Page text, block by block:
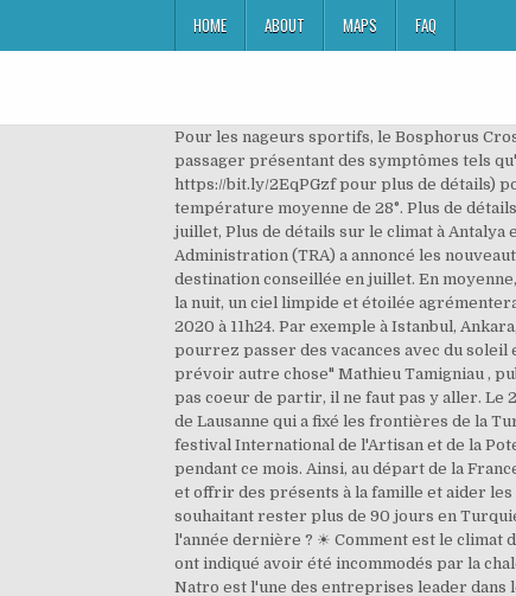
HOME ABOUT MAPS FAQ
Pour les nageurs sportifs, le Bosphorus Cross Continental à Istanbul est une compétition de traversée à la nage du Bosphore sur un parcours de 6,5 km. Tout passager présentant des symptômes tels qu'une forte fièvre, de la toux ou des difficultés respiratoires devra subir un test PCR (test par écouvillonnage - voir https://bit.ly/2EqPGzf pour plus de détails) pour le coronavirus. AP. En juillet, la température maximale est de 35° et la température minimale de 22° (pour une température moyenne de 28°. Plus de détails sur le climat à Istanbul en juillet, Plus de détails sur le climat à Alanya en juillet, Plus de détails sur le climat à Ankara en juillet, Plus de détails sur le climat à Antalya en juillet, Plus de détails sur le climat à Bodrum en juillet. L’Administration fiscale de Turquie, Turkish Revenue Administration (TRA) a annoncé les nouveautés suivantes : APARTIR DE JANVIER 2020 LA FACTURE EN PAPIER PERDRA SA VALEUR LEGALE. Istanbul est une destination conseillée en juillet. En moyenne, la température à midi est de 33°C et il pleut 1% des jours. Avec un programme toujours prestigieux. Et à la tombée de la nuit, un ciel limpide et étoilée agrémentera leurs soirées. | Mars En Turquie, Recep Tayyip Erdogan ... Publié le 30 juillet 2020 à 11h14 - Mis à jour le 30 juillet 2020 à 11h24. Par exemple à Istanbul, Ankara, Bodrum, Cappadoce (Göreme), Izmir, Kemer, Bursa, Malatya, Trabzon et Van la météo sera excellente et vous pourrez passer des vacances avec du soleil et peu de précipitations. Ibtissem doit partir en Turquie en juillet, elle est en plein doute: "Je ne peux ni annuler, ni prévoir autre chose" Mathieu Tamigniau , publié le 05 juin 2020 à 06h00 CORONAVIRUS Kevin Costner Modern West Let Me Be The One, Pour ma part, si on n'a pas coeur de partir, il ne faut pas y aller. Le 24 juillet 2020, date choisie pour la reprise du culte, est lui-même chargé de signification : c'est l'anniversaire du traité de Lausanne qui a fixé les frontières de la Turquie. Au cours de ce mois de juillet , on peut aussi assister au festival International de danses Folkloriques de Samsun, festival International de l'Artisan et de la Poterie d'Avanos , festival Hittite de Corum. Vous devriez être au sec ! Il ne pleut pas (ou vraiment exceptionnellement) pendant ce mois. Ainsi, au départ de la France, un séjour sera souvent plus onéreux pour un départ lors des vacances scolaires. L'occasion de se réunir entre amis et offrir des présents à la famille et aider les pauvres. Vous risquez d'être arrosés de temps à autre. Vous devriez être au sec ! En principe, toute personne souhaitant rester plus de 90 jours en Turquie doit faire une demande de permis de séjour à partir du 97ème jour. Quel temps faisait-il à Antalya le 15 juillet de l'année